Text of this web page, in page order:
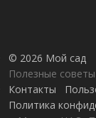
© 2026 Мой сад
Полезные
Контакты
Политика